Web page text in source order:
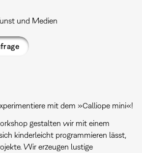
und Medien
mit dem »Calliope mini«!
gestalten wir mit einem
kinderleicht programmieren lässt,
Wir erzeugen lustige